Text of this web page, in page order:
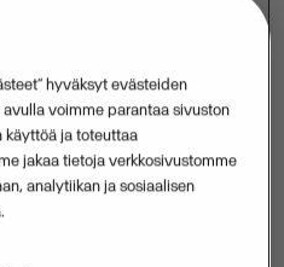
euroon. Kasvu on
vuosina
rooli. Liiketoiminta-
konsultointiliiketoiminta
hyväksyt evästeiden
voimme parantaa sivuston
käyttöä ja toteuttaa
jakaa tietoja verkkosivustomme
analytiikan ja sosiaalisen